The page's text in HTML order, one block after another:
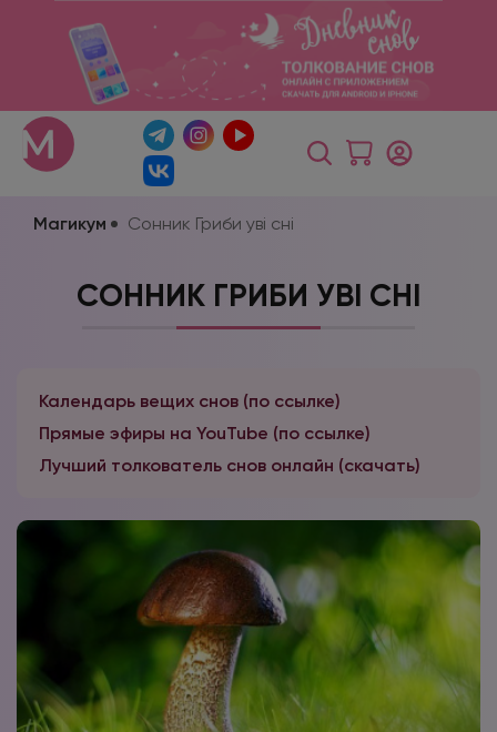
Магикум Сонник Гриби уві сні
СОННИК ГРИБИ УВІ СНІ
Календарь вещих снов (по ссылке)
Прямые эфиры на YouTube (по ссылке)
Лучший толкователь снов онлайн (скачать)